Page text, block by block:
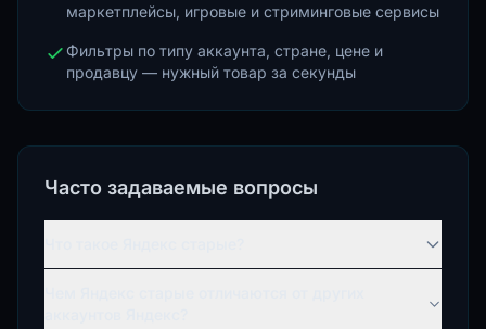
маркетплейсы, игровые и стриминговые сервисы
Фильтры по типу аккаунта, стране, цене и
продавцу — нужный товар за секунды
Часто задаваемые вопросы